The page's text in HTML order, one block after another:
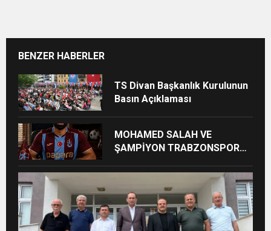
BENZER HABERLER
TS Divan Başkanlık Kurulunun
Basın Açıklaması
MOHAMED SALAH VE
ŞAMPİYON TRABZONSPOR